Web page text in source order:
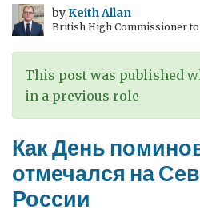
достижения
в
области
излучения
наше
историческое
наследие
byKeith Allan
British High Commissioner
This post was published
in a previous role
Как День
отмечался на
России